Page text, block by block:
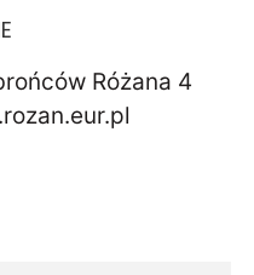
Różana 4